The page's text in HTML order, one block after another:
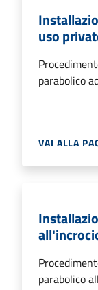
uso
parabolico
VAI ALLA
parabolico